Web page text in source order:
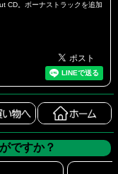
CD。ボーナストラックを追加
ですか？